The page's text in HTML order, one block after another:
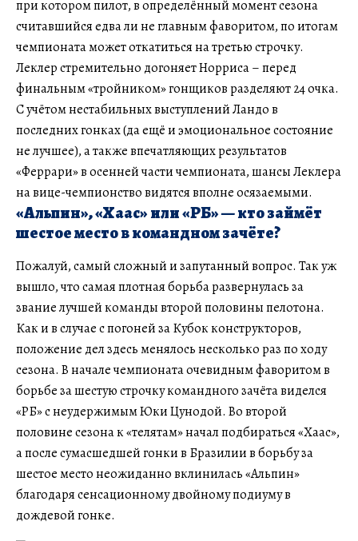
при котором пилот, в определённый момент сезона
считавшийся едва ли не главным фаворитом, по итогам
чемпионата может откатиться на третью строчку.
Леклер стремительно догоняет Норриса – перед
финальным «тройником» гонщиков разделяют 24 очка.
С учётом нестабильных выступлений Ландо в
последних гонках (да ещё и эмоциональное состояние
не лучшее), а также впечатляющих результатов
«Феррари» в осенней части чемпионата, шансы Леклера
на вице-чемпионство видятся вполне осязаемыми.
«Альпин», «Хаас» или «РБ» — кто займёт
шестое место в командном зачёте?
Пожалуй, самый сложный и запутанный вопрос. Так уж
вышло, что самая плотная борьба развернулась за
звание лучшей команды второй половины пелотона.
Как и в случае с погоней за Кубок конструкторов,
положение дел здесь менялось несколько раз по ходу
сезона. В начале чемпионата очевидным фаворитом в
борьбе за шестую строчку командного зачёта виделся
«РБ» с неудержимым Юки Цунодой. Во второй
половине сезона к «телятам» начал подбираться «Хаас»,
а после сумасшедшей гонки в Бразилии в борьбу за
шестое место неожиданно вклинилась «Альпин»
благодаря сенсационному двойному подиуму в
дождевой гонке.